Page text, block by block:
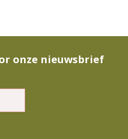
onze nieuwsbrief